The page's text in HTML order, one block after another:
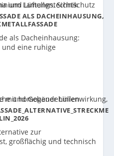
ALS DACHEINHAUSUNG,
als Dacheinhausung:
und eine ruhige
zur
großflächig und technisch